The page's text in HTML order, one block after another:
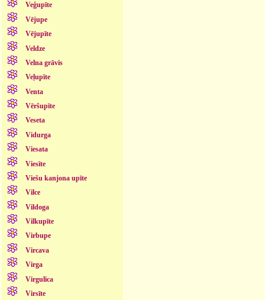
Veģupīte
Vējupe
Vējupīte
Veldze
Velna grāvis
Veļupīte
Venta
Vēršupīte
Veseta
Vidurga
Viesata
Viesīte
Viešu kanjona upīte
Vilce
Vildoga
Vilkupīte
Virbupe
Vircava
Virga
Virgulica
Virsīte